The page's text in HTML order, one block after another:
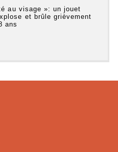
au visage »: un jouet
et brûle grièvement
ans